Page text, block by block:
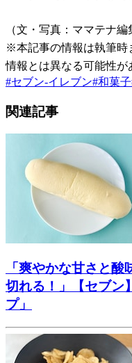
（文・写真：ママテナ編
※本記事の情報は執筆時
情報とは異なる可能性が
#セブン-イレブン#和菓子
関連記事
「爽やかな甘さと
切れる！」【セブン
プ」